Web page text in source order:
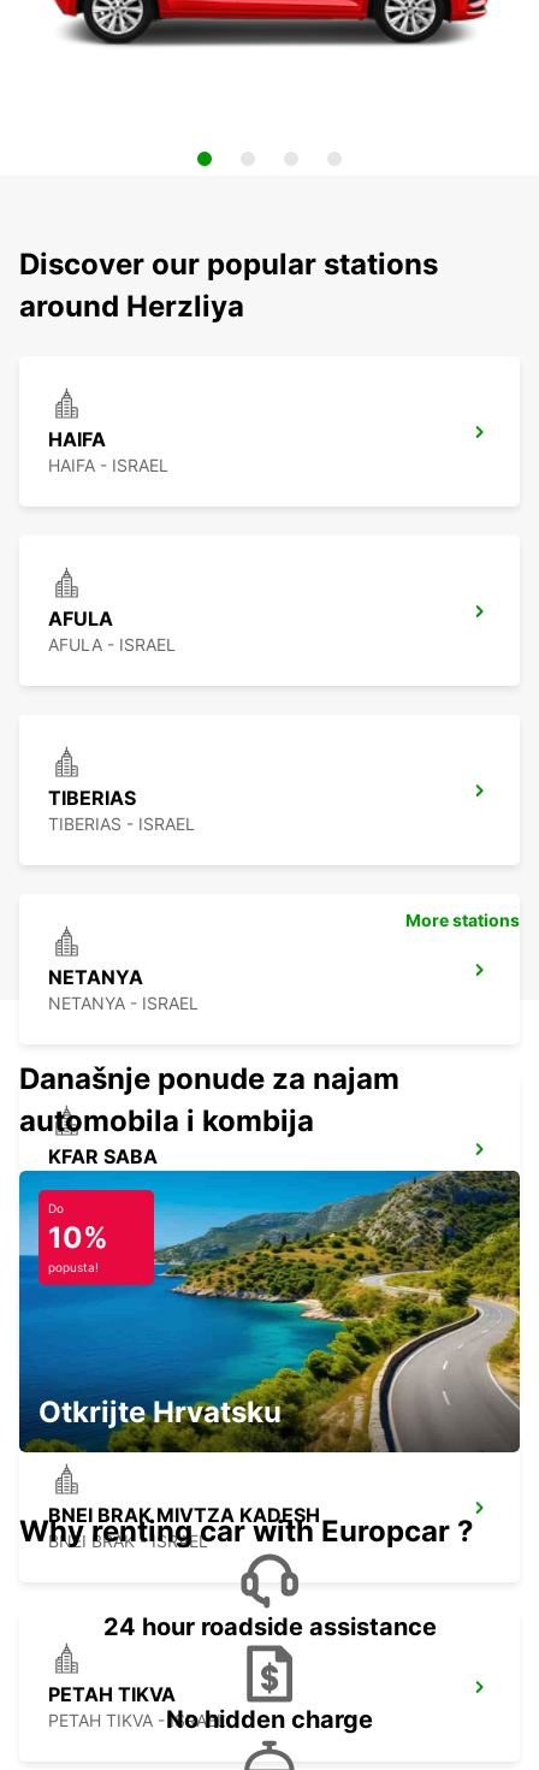
Discover our popular stations
around Herzliya
HAIFA
HAIFA - ISRAEL
AFULA
AFULA - ISRAEL
TIBERIAS
TIBERIAS - ISRAEL
NETANYA
NETANYA - ISRAEL
KFAR SABA
BNEI BRAK MIVTZA KADESH
BNEI BRAK - ISRAEL
PETAH TIKVA
PETAH TIKVA - ISRAEL
More stations
Današnje ponude za najam
automobila i kombija
Do
10%
popusta!
Otkrijte Hrvatsku
Why renting car with Europcar ?
24 hour roadside assistance
No hidden charge